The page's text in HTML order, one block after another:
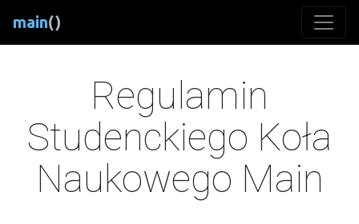
main()
Regulamin
Studenckiego Koła
Naukowego Main